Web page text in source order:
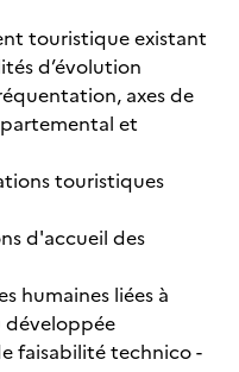
touristique existant
d’évolution
axes de
et
touristiques
d'accueil des
humaines liées à
développée
faisabilité technico -